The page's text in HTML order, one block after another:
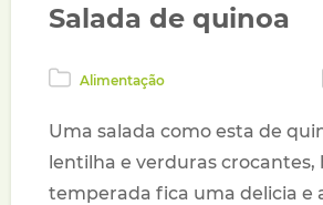
Salada de quinoa
Alimentação
Uma salada como esta de
lentilha e verduras crocantes,
temperada fica uma delicia e